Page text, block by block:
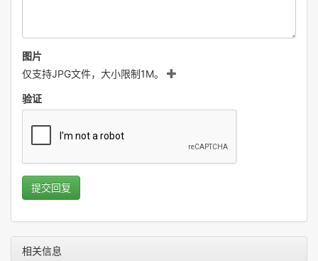
图片
仅支持JPG文件，大小限制1M。
验证
提交回复
相关信息